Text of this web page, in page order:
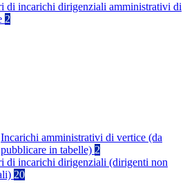
di incarichi dirigenziali amministrativi di
2
Incarichi amministrativi di vertice (da
pubblicare in tabelle) 2
di incarichi dirigenziali (dirigenti non
20